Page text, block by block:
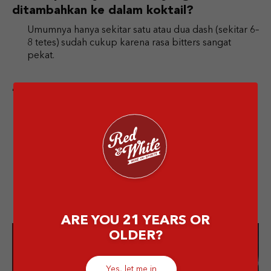
ditambahkan ke dalam koktail?
Umumnya hanya sekitar satu atau dua dash (sekitar 6–
8 tetes) sudah cukup karena rasa bitters sangat
pekat.
perlengkapan bar atau liquor store besar yang
menyediakan bahan koktail seperti Angostura,
Peychaud’s atau variasi citrus dan herbal lainnya.
Enjoy the best
ARE YOU 21 YEARS OR
OLDER?
Yes, let me in